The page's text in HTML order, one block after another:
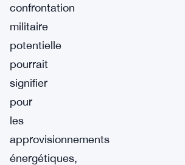
confrontation
militaire
potentielle
pourrait
signifier
pour
les
approvisionnements
énergétiques,